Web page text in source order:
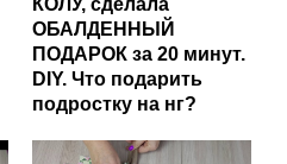
ОБАЛДЕННЫЙ
ПОДАРОК за 20 минут.
DIY. Что подарить
подростку на нг?